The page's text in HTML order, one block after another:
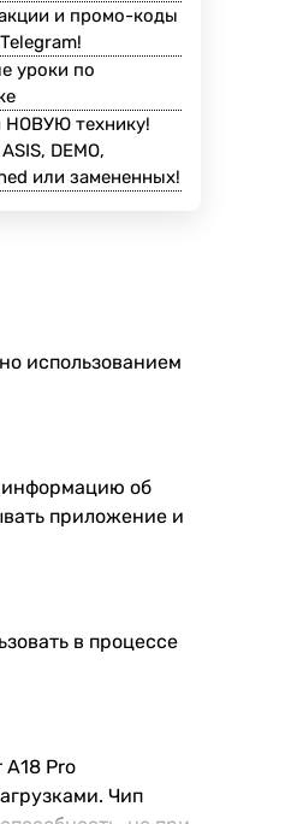
и промо-коды
уроки по
НОВУЮ технику!
DEMO,
или замененных!
использованием
информацию об
приложение и
в процессе
Pro
Чип